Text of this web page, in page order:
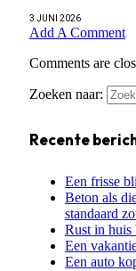
3 JUNI 2026
Add A Comment
Comments are
Zoeken naar:
Recente
Een frisse
Beton als
standaard
Rust in huis
Een
Een auto